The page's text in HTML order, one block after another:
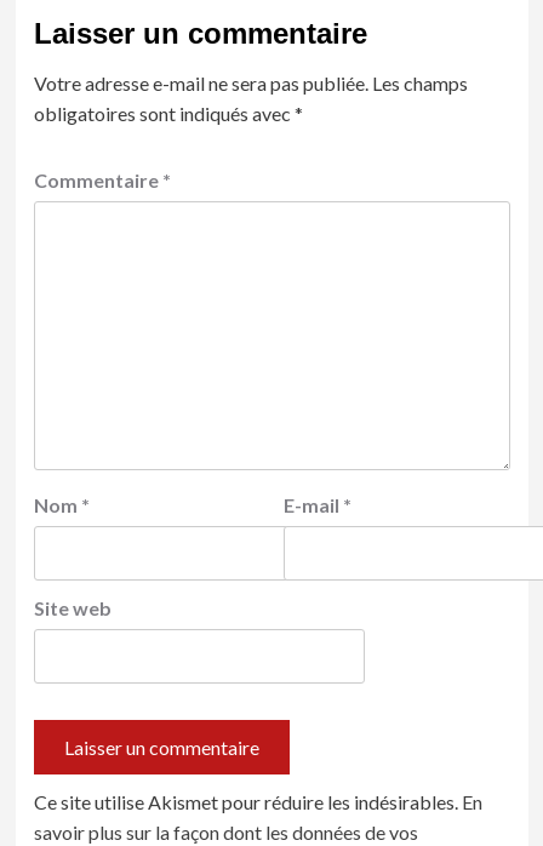
Laisser un commentaire
Votre adresse e-mail ne sera pas publiée. Les champs
obligatoires sont indiqués avec *
Commentaire *
Nom * E-mail *
Site web
Ce site utilise Akismet pour réduire les indésirables. En
savoir plus sur la façon dont les données de vos